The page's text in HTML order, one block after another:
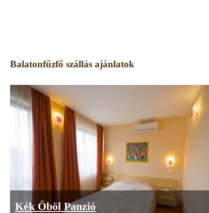
Balatonfűzfő szállás ajánlatok
Kék Öböl Panzió
Szeretnél hírlevelet kapni?
Tarts lépést a szálláshelyekkel! Értesülj azonnal a